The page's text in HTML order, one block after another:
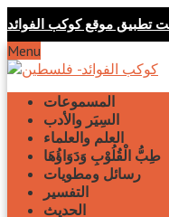
تطبيق موقع كوكب الفوائد
Menu
المسموعات
السِيَر والأدب
العلم والعلماء
طِبُّ الْقُلُوْبِ وَدَوَاؤُهَا
رسائل ومطويات
التفسير
الحديث